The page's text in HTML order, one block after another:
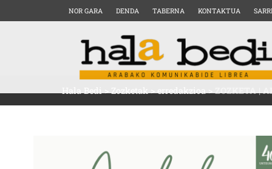
NOR GARA DENDA TABERNA KONTAKTUA
Hala Bedi>Zozketak>erredakzioa>ZOZKETA |